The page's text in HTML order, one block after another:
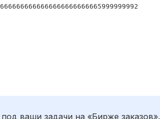
ваши задачи на «Бирже заказов».